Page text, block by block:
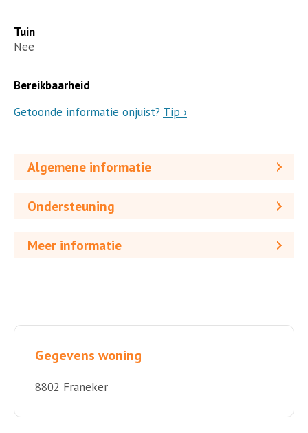
Tuin
Nee
Bereikbaarheid
Getoonde informatie onjuist? Tip ›
Algemene informatie
Ondersteuning
Meer informatie
Gegevens woning
8802 Franeker